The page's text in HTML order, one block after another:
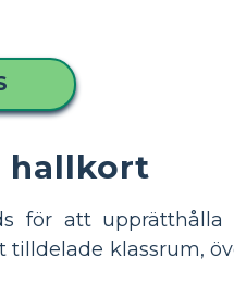
hallkort
för att upprätthålla
klassrum,